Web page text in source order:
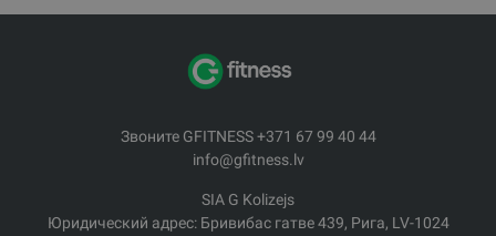
Звоните GFITNESS +371 67 99 40 44
info@gfitness.lv
SIA G Kolizejs
Юридический адрес: Бривибас гатве 439, Рига, LV-1024